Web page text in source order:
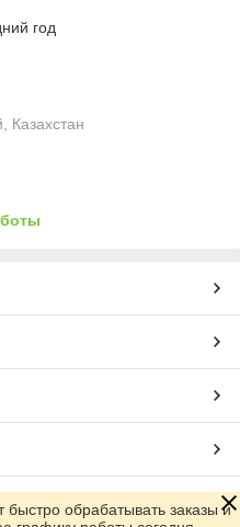
год
Казахстан
обрабатывать заказы и